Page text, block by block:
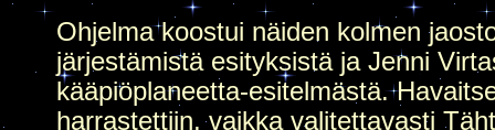
Ohjelma koostui näiden kolmen
järjestämistä esityksistä ja Jenni
kääpiöplaneetta-esitelmästä.
harrastettiin, vaikka valitettavasti